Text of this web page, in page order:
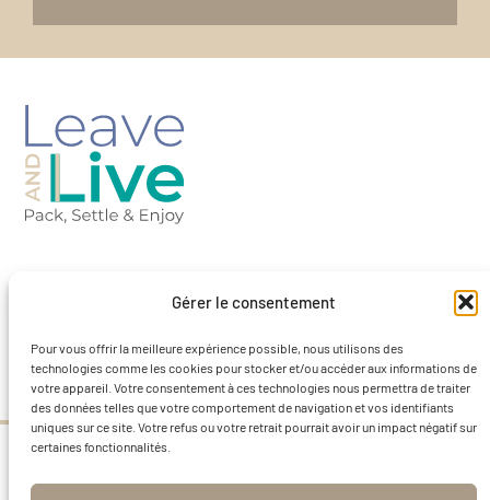
Gérer le consentement
Pour vous offrir la meilleure expérience possible, nous utilisons des
technologies comme les cookies pour stocker et/ou accéder aux informations de
votre appareil. Votre consentement à ces technologies nous permettra de traiter
des données telles que votre comportement de navigation et vos identifiants
uniques sur ce site. Votre refus ou votre retrait pourrait avoir un impact négatif sur
certaines fonctionnalités.
Barcelone-Espagne
contact@leaveandlivebcn.com